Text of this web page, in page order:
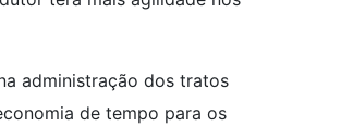
administração dos tratos
de tempo para os